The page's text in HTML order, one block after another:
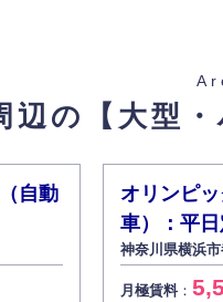
辺の【大型・
自動
オリンピ
車）：平日
神奈川県横浜
月極賃料：